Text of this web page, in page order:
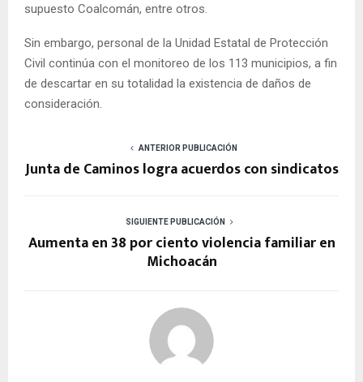
supuesto Coalcomán, entre otros.
Sin embargo, personal de la Unidad Estatal de Protección
Civil continúa con el monitoreo de los 113 municipios, a fin
de descartar en su totalidad la existencia de daños de
consideración.
ANTERIOR PUBLICACIÓN
Junta de Caminos logra acuerdos con sindicatos
SIGUIENTE PUBLICACIÓN
Aumenta en 38 por ciento violencia familiar en
Michoacán